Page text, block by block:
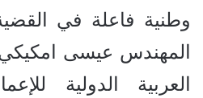
وطنية فاعلة في
المهندس عيسى
العربية الدولية